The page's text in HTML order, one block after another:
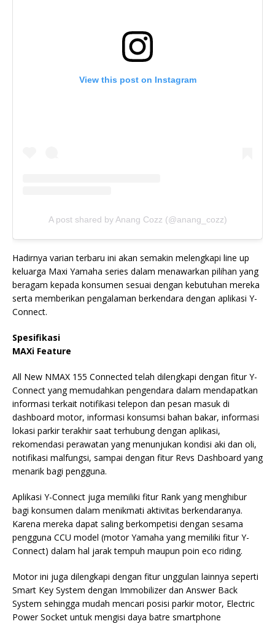
View this post on Instagram
A post shared by Anang Cozz (@anang_cozz)
Hadirnya varian terbaru ini akan semakin melengkapi line up
keluarga Maxi Yamaha series dalam menawarkan pilihan yang
beragam kepada konsumen sesuai dengan kebutuhan mereka
serta memberikan pengalaman berkendara dengan aplikasi Y-
Connect.
Spesifikasi
MAXi Feature
All New NMAX 155 Connected telah dilengkapi dengan fitur Y-
Connect yang memudahkan pengendara dalam mendapatkan
informasi terkait notifikasi telepon dan pesan masuk di
dashboard motor, informasi konsumsi bahan bakar, informasi
lokasi parkir terakhir saat terhubung dengan aplikasi,
rekomendasi perawatan yang menunjukan kondisi aki dan oli,
notifikasi malfungsi, sampai dengan fitur Revs Dashboard yang
menarik bagi pengguna.
Aplikasi Y-Connect juga memiliki fitur Rank yang menghibur
bagi konsumen dalam menikmati aktivitas berkendaranya.
Karena mereka dapat saling berkompetisi dengan sesama
pengguna CCU model (motor Yamaha yang memiliki fitur Y-
Connect) dalam hal jarak tempuh maupun poin eco riding.
Motor ini juga dilengkapi dengan fitur unggulan lainnya seperti
Smart Key System dengan Immobilizer dan Answer Back
System sehingga mudah mencari posisi parkir motor, Electric
Power Socket untuk mengisi daya batre smartphone